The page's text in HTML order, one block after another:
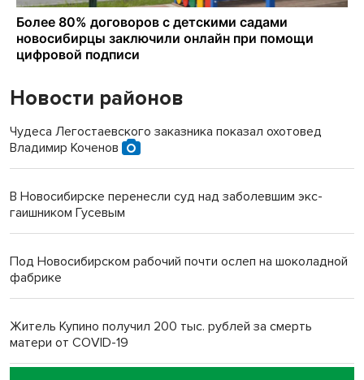
Новости районов
Чудеса Легостаевского заказника показал охотовед
Владимир Коченов
В Новосибирске перенесли суд над заболевшим экс-
гаишником Гусевым
Под Новосибирском рабочий почти ослеп на шоколадной
фабрике
Житель Купино получил 200 тыс. рублей за смерть
матери от COVID-19